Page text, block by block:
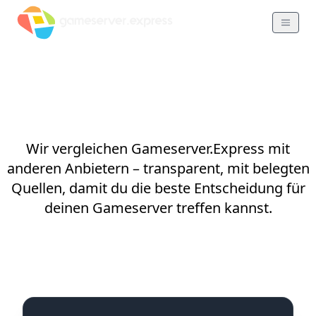
Wir vergleichen Gameserver.Express mit
anderen Anbietern – transparent, mit belegten
Quellen, damit du die beste Entscheidung für
deinen Gameserver treffen kannst.